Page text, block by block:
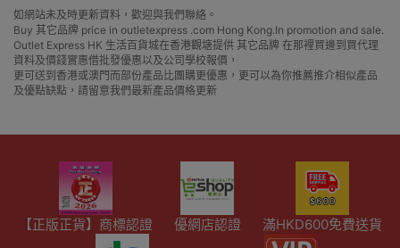
如網站未及時更新資料，歡迎與我們聯絡。
Buy 其它品牌 price in outletexpress .com Hong Kong.In promotion and sale.
Outlet Express HK 生活百貨城在香港觀塘提供 其它品牌 在那裡買邊到買代理
資料及價錢實惠借批發優惠以及公司學校報價，
更可送到香港或澳門而部份產品比團購更優惠，更可以為你推薦推介相似產品
及優點缺點，請留意我們最新產品價格更新
【正版正貨】商標認證 優網店認證 滿HKD600免費送貨